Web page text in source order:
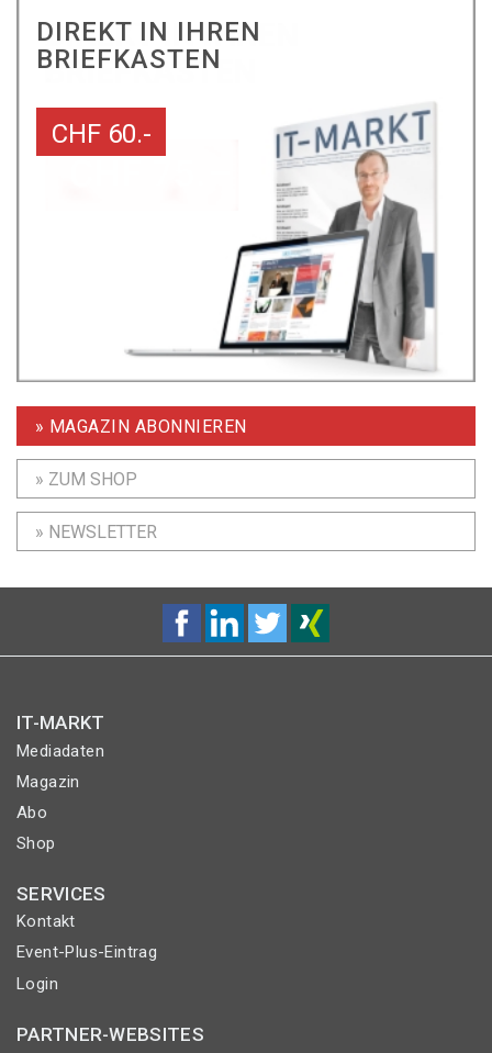
DIREKT IN IHREN
BRIEFKASTEN
CHF 60.-
» MAGAZIN ABONNIEREN
» ZUM SHOP
» NEWSLETTER
IT-MARKT
Mediadaten
Magazin
Abo
Shop
SERVICES
Kontakt
Event-Plus-Eintrag
Login
PARTNER-WEBSITES